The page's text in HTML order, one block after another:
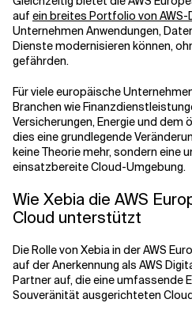
auf ein breites Portfolio von AWS-
Unternehmen Anwendungen,
Dienste modernisieren können,
gefährden.
Für viele europäische
Branchen wie
Versicherungen, Energie und
dies eine grundlegende
keine Theorie mehr, sondern eine
einsatzbereite Cloud-Umgebung.
Wie Xebia die AWS
Cloud unterstützt
Die Rolle von Xebia in der AWS
auf der Anerkennung als AWS
Partner auf, die eine umfassende
Souveränität ausgerichteten